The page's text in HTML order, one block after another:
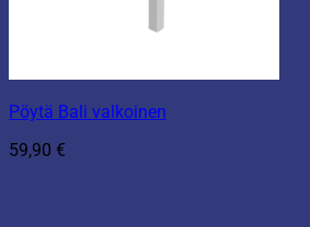
Pöytä Bali valkoinen
59,90 €